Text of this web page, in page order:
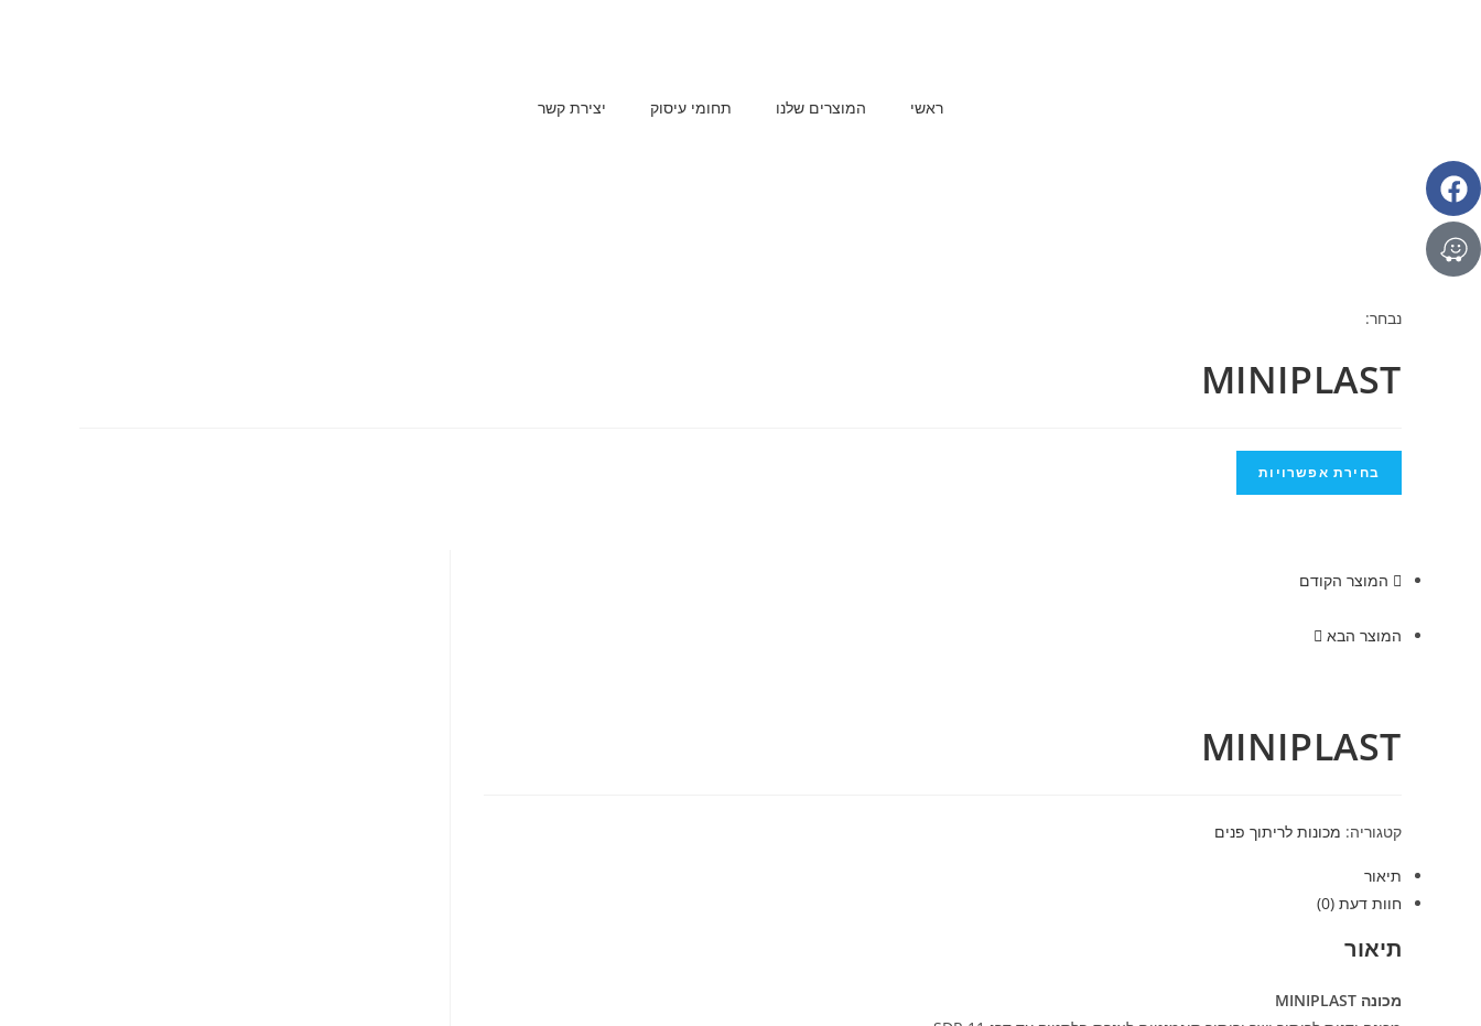
ראשי המוצרים שלנו תחומי עיסוק יצירת קשר
נבחר:
MINIPLAST
בחירת אפשרויות
המוצר הקודם
המוצר הבא
MINIPLAST
קטגוריה: מכונות לריתוך פנים
תיאור
חוות דעת (0)
תיאור
מכונה MINIPLAST